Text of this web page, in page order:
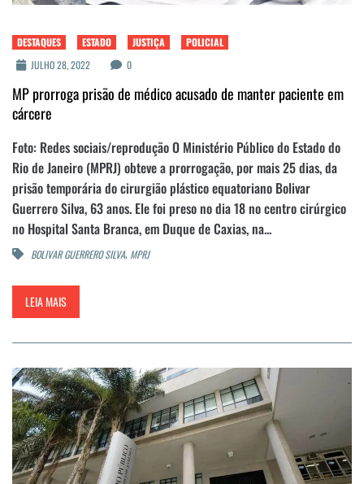
DESTAQUES ESTADO JUSTIÇA
POLICIAL
JULHO 28, 2022
0
MP prorroga prisão de médico acusado de manter paciente em
cárcere
Foto: Redes sociais/reprodução O Ministério Público do Estado do
Rio de Janeiro (MPRJ) obteve a prorrogação, por mais 25 dias, da
prisão temporária do cirurgião plástico equatoriano Bolivar
Guerrero Silva, 63 anos. Ele foi preso no dia 18 no centro cirúrgico
no Hospital Santa Branca, em Duque de Caxias, na...
BOLIVAR GUERRERO SILVA, MPRJ
LEIA MAIS